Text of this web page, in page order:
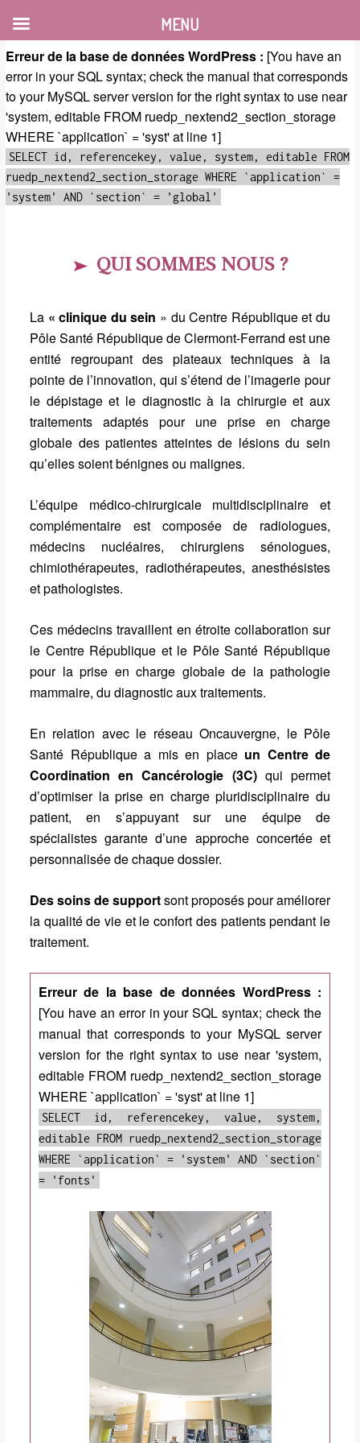
Erreur de la base de données WordPress : [You have an
error in your SQL syntax; check the manual that corresponds
to your MySQL server version for the right syntax to use near
'system, editable FROM ruedp_nextend2_section_storage
WHERE `application` = 'syst' at line 1]
SELECT id, referencekey, value, system, editable FROM
ruedp_nextend2_section_storage WHERE `application` =
'system' AND `section` = 'global'
QUI SOMMES NOUS ?
La « clinique du sein » du Centre République et du
Pôle Santé République de Clermont-Ferrand est une
entité regroupant des plateaux techniques à la
pointe de l’innovation, qui s’étend de l’imagerie pour
le dépistage et le diagnostic à la chirurgie et aux
traitements adaptés pour une prise en charge
globale des patientes atteintes de lésions du sein
qu’elles soient bénignes ou malignes.
L’équipe médico-chirurgicale multidisciplinaire et
complémentaire est composée de radiologues,
médecins nucléaires, chirurgiens sénologues,
chimiothérapeutes, radiothérapeutes, anesthésistes
et pathologistes.
Ces médecins travaillent en étroite collaboration sur
le Centre République et le Pôle Santé République
pour la prise en charge globale de la pathologie
mammaire, du diagnostic aux traitements.
En relation avec le réseau Oncauvergne, le Pôle
Santé République a mis en place un Centre de
Coordination en Cancérologie (3C)qui permet
d’optimiser la prise en charge pluridisciplinaire du
patient, en s’appuyant sur une équipe de
spécialistes garante d’une approche concertée et
personnalisée de chaque dossier.
Des soins de supportsont proposés pour améliorer
la qualité de vie et le confort des patients pendant le
traitement.
Erreur de la base de données WordPress :
[You have an error in your SQL syntax; check the
manual that corresponds to your MySQL server
version for the right syntax to use near 'system,
editable FROM ruedp_nextend2_section_storage
WHERE `application` = 'syst' at line 1]
SELECT id, referencekey, value, system,
editable FROM ruedp_nextend2_section_storage
WHERE `application` = 'system' AND `section`
= 'fonts'
MENU